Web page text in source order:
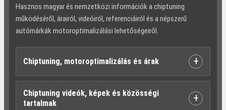
Hasznos magyar és nemzetközi információk a chiptuning
működéséről, árairól, videóiról, referenciáiról és a népszerű
autómárkák motoroptimalizálási lehetőségeiről.
Chiptuning, motoroptimalizálás és árak +
Chiptuning videók, képek és közösségi
tartalmak
+